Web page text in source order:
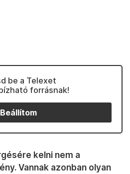
be a Telexet
forrásnak!
Beállítom
kelni nem a
Vannak azonban olyan